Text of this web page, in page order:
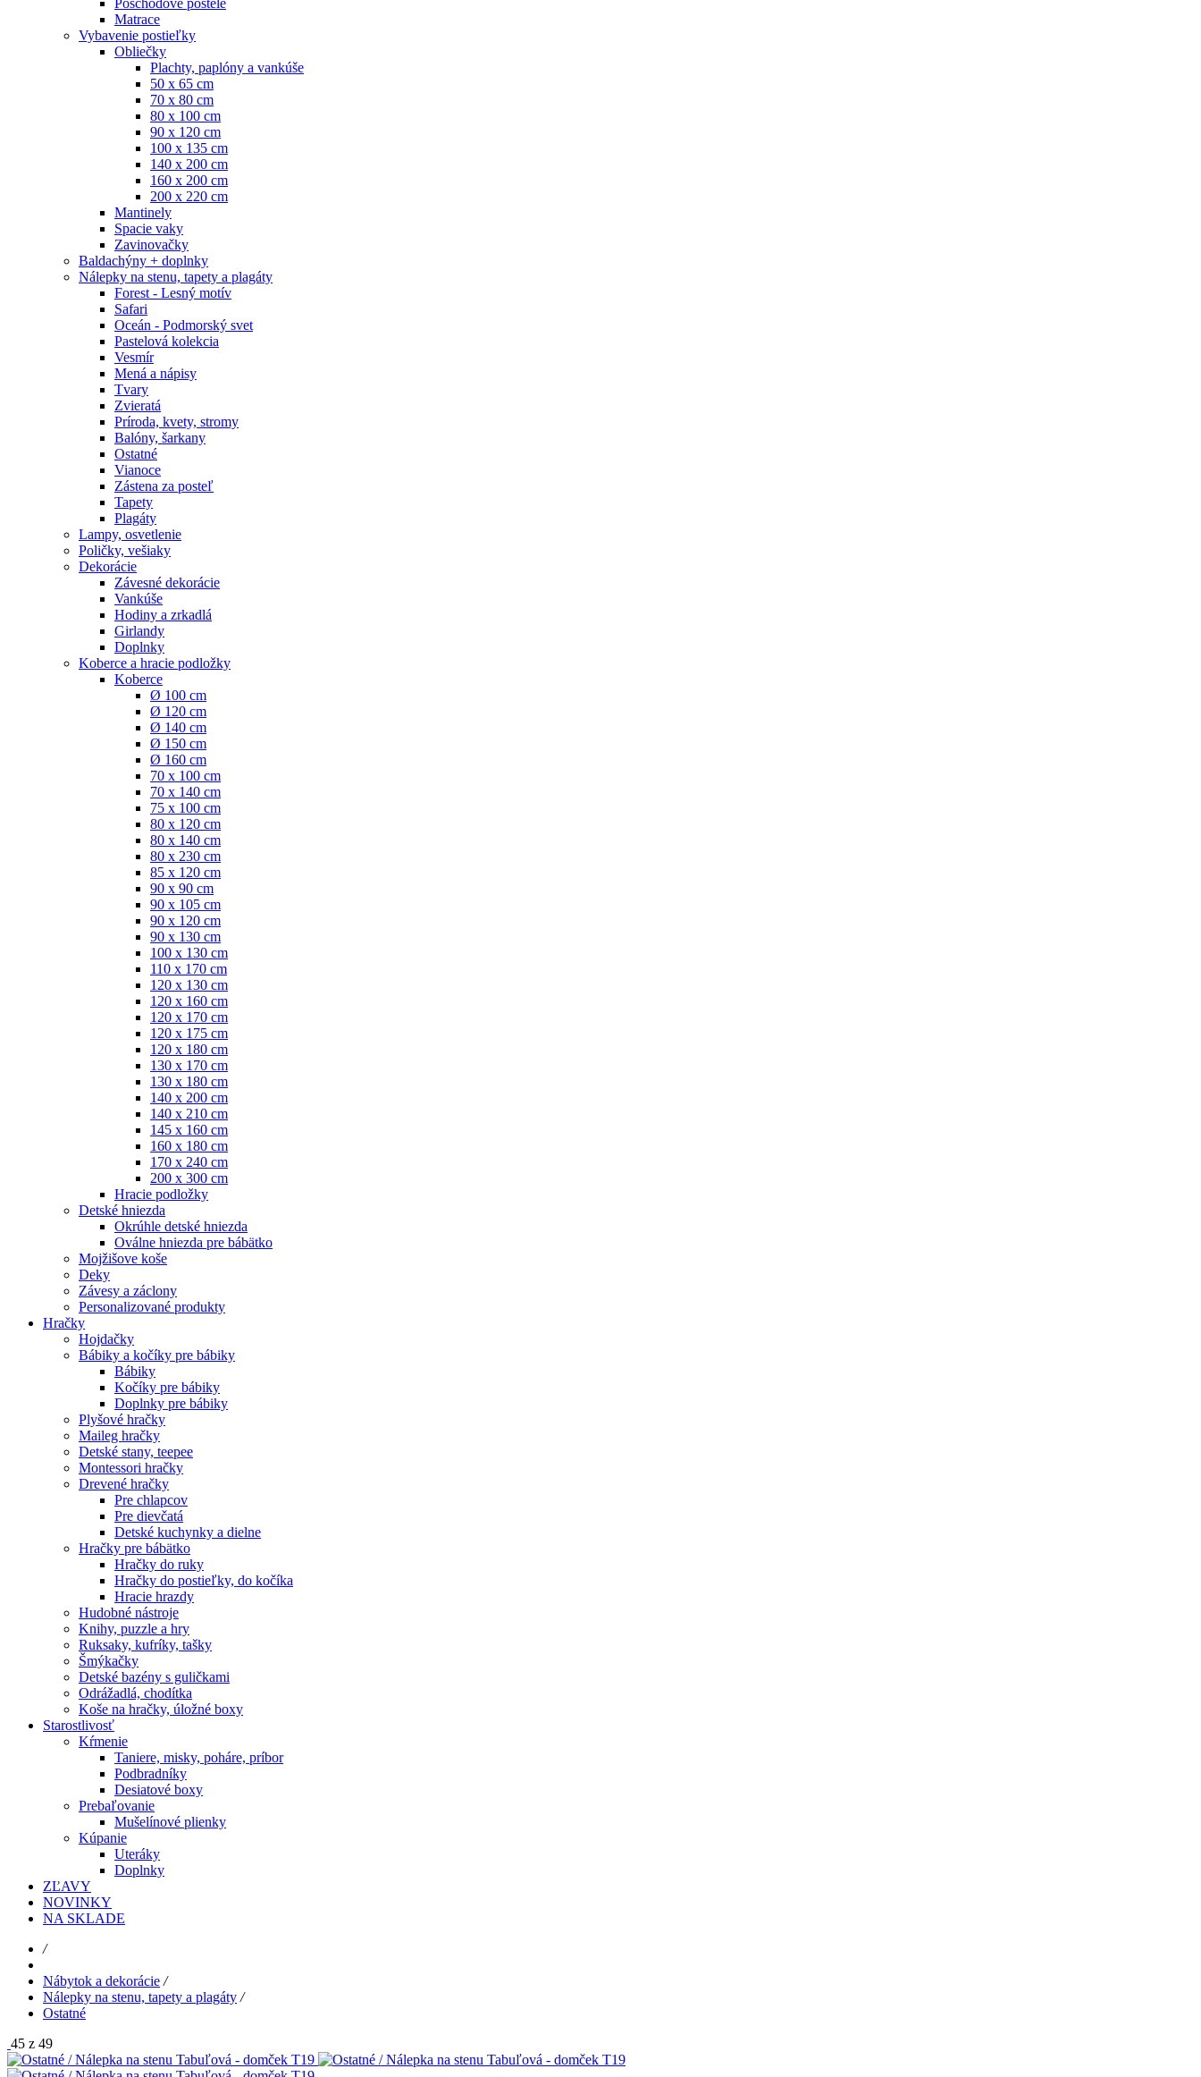
Poschodové postele
Matrace
Vybavenie postieľky
Obliečky
Plachty, paplóny a vankúše
50 x 65 cm
70 x 80 cm
80 x 100 cm
90 x 120 cm
100 x 135 cm
140 x 200 cm
160 x 200 cm
200 x 220 cm
Mantinely
Spacie vaky
Zavinovačky
Baldachýny + doplnky
Nálepky na stenu, tapety a plagáty
Forest - Lesný motív
Safari
Oceán - Podmorský svet
Pastelová kolekcia
Vesmír
Mená a nápisy
Tvary
Zvieratá
Príroda, kvety, stromy
Balóny, šarkany
Ostatné
Vianoce
Zástena za posteľ
Tapety
Plagáty
Lampy, osvetlenie
Poličky, vešiaky
Dekorácie
Závesné dekorácie
Vankúše
Hodiny a zrkadlá
Girlandy
Doplnky
Koberce a hracie podložky
Koberce
Ø 100 cm
Ø 120 cm
Ø 140 cm
Ø 150 cm
Ø 160 cm
70 x 100 cm
70 x 140 cm
75 x 100 cm
80 x 120 cm
80 x 140 cm
80 x 230 cm
85 x 120 cm
90 x 90 cm
90 x 105 cm
90 x 120 cm
90 x 130 cm
100 x 130 cm
110 x 170 cm
120 x 130 cm
120 x 160 cm
120 x 170 cm
120 x 175 cm
120 x 180 cm
130 x 170 cm
130 x 180 cm
140 x 200 cm
140 x 210 cm
145 x 160 cm
160 x 180 cm
170 x 240 cm
200 x 300 cm
Hracie podložky
Detské hniezda
Okrúhle detské hniezda
Oválne hniezda pre bábätko
Mojžišove koše
Deky
Závesy a záclony
Personalizované produkty
Hračky
Hojdačky
Bábiky a kočíky pre bábiky
Bábiky
Kočíky pre bábiky
Doplnky pre bábiky
Plyšové hračky
Maileg hračky
Detské stany, teepee
Montessori hračky
Drevené hračky
Pre chlapcov
Pre dievčatá
Detské kuchynky a dielne
Hračky pre bábätko
Hračky do ruky
Hračky do postieľky, do kočíka
Hracie hrazdy
Hudobné nástroje
Knihy, puzzle a hry
Ruksaky, kufríky, tašky
Šmýkačky
Detské bazény s guličkami
Odrážadlá, chodítka
Koše na hračky, úložné boxy
Starostlivosť
Kŕmenie
Taniere, misky, poháre, príbor
Podbradníky
Desiatové boxy
Prebaľovanie
Mušelínové plienky
Kúpanie
Uteráky
Doplnky
ZĽAVY
NOVINKY
NA SKLADE
/
Nábytok a dekorácie /
Nálepky na stenu, tapety a plagáty /
Ostatné
45 z 49